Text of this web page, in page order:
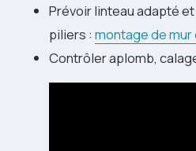
Prévoir linteau adapté
piliers : montage de mur
Contrôler aplomb,